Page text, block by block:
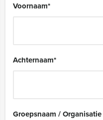
Voornaam*
Achternaam*
Groepsnaam / Organisatie